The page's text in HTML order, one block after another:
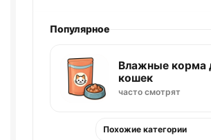
Популярное
Влажные корма
кошек
часто смотрят
Похожие категории